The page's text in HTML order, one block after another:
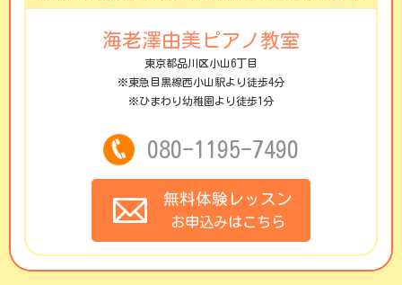
海老澤由美ピアノ教室
東京都品川区小山6丁目
※東急目黒線西小山駅より徒歩4分
※ひまわり幼稚園より徒歩1分
080-1195-7490
無料体験レッスン
お申込みはこちら